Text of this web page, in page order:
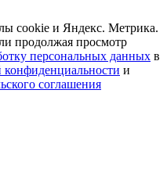
cookie и Яндекс. Метрика.
продолжая просмотр
персональных данных в
конфиденциальности и
соглашения